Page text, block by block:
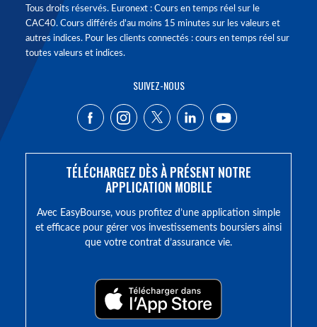
Tous droits réservés. Euronext : Cours en temps réel sur le
CAC40. Cours différés d'au moins 15 minutes sur les valeurs et
autres indices. Pour les clients connectés : cours en temps réel sur
toutes valeurs et indices.
SUIVEZ-NOUS
TÉLÉCHARGEZ DÈS À PRÉSENT NOTRE
APPLICATION MOBILE
Avec EasyBourse, vous profitez d’une application simple
et efficace pour gérer vos investissements boursiers ainsi
que votre contrat d’assurance vie.